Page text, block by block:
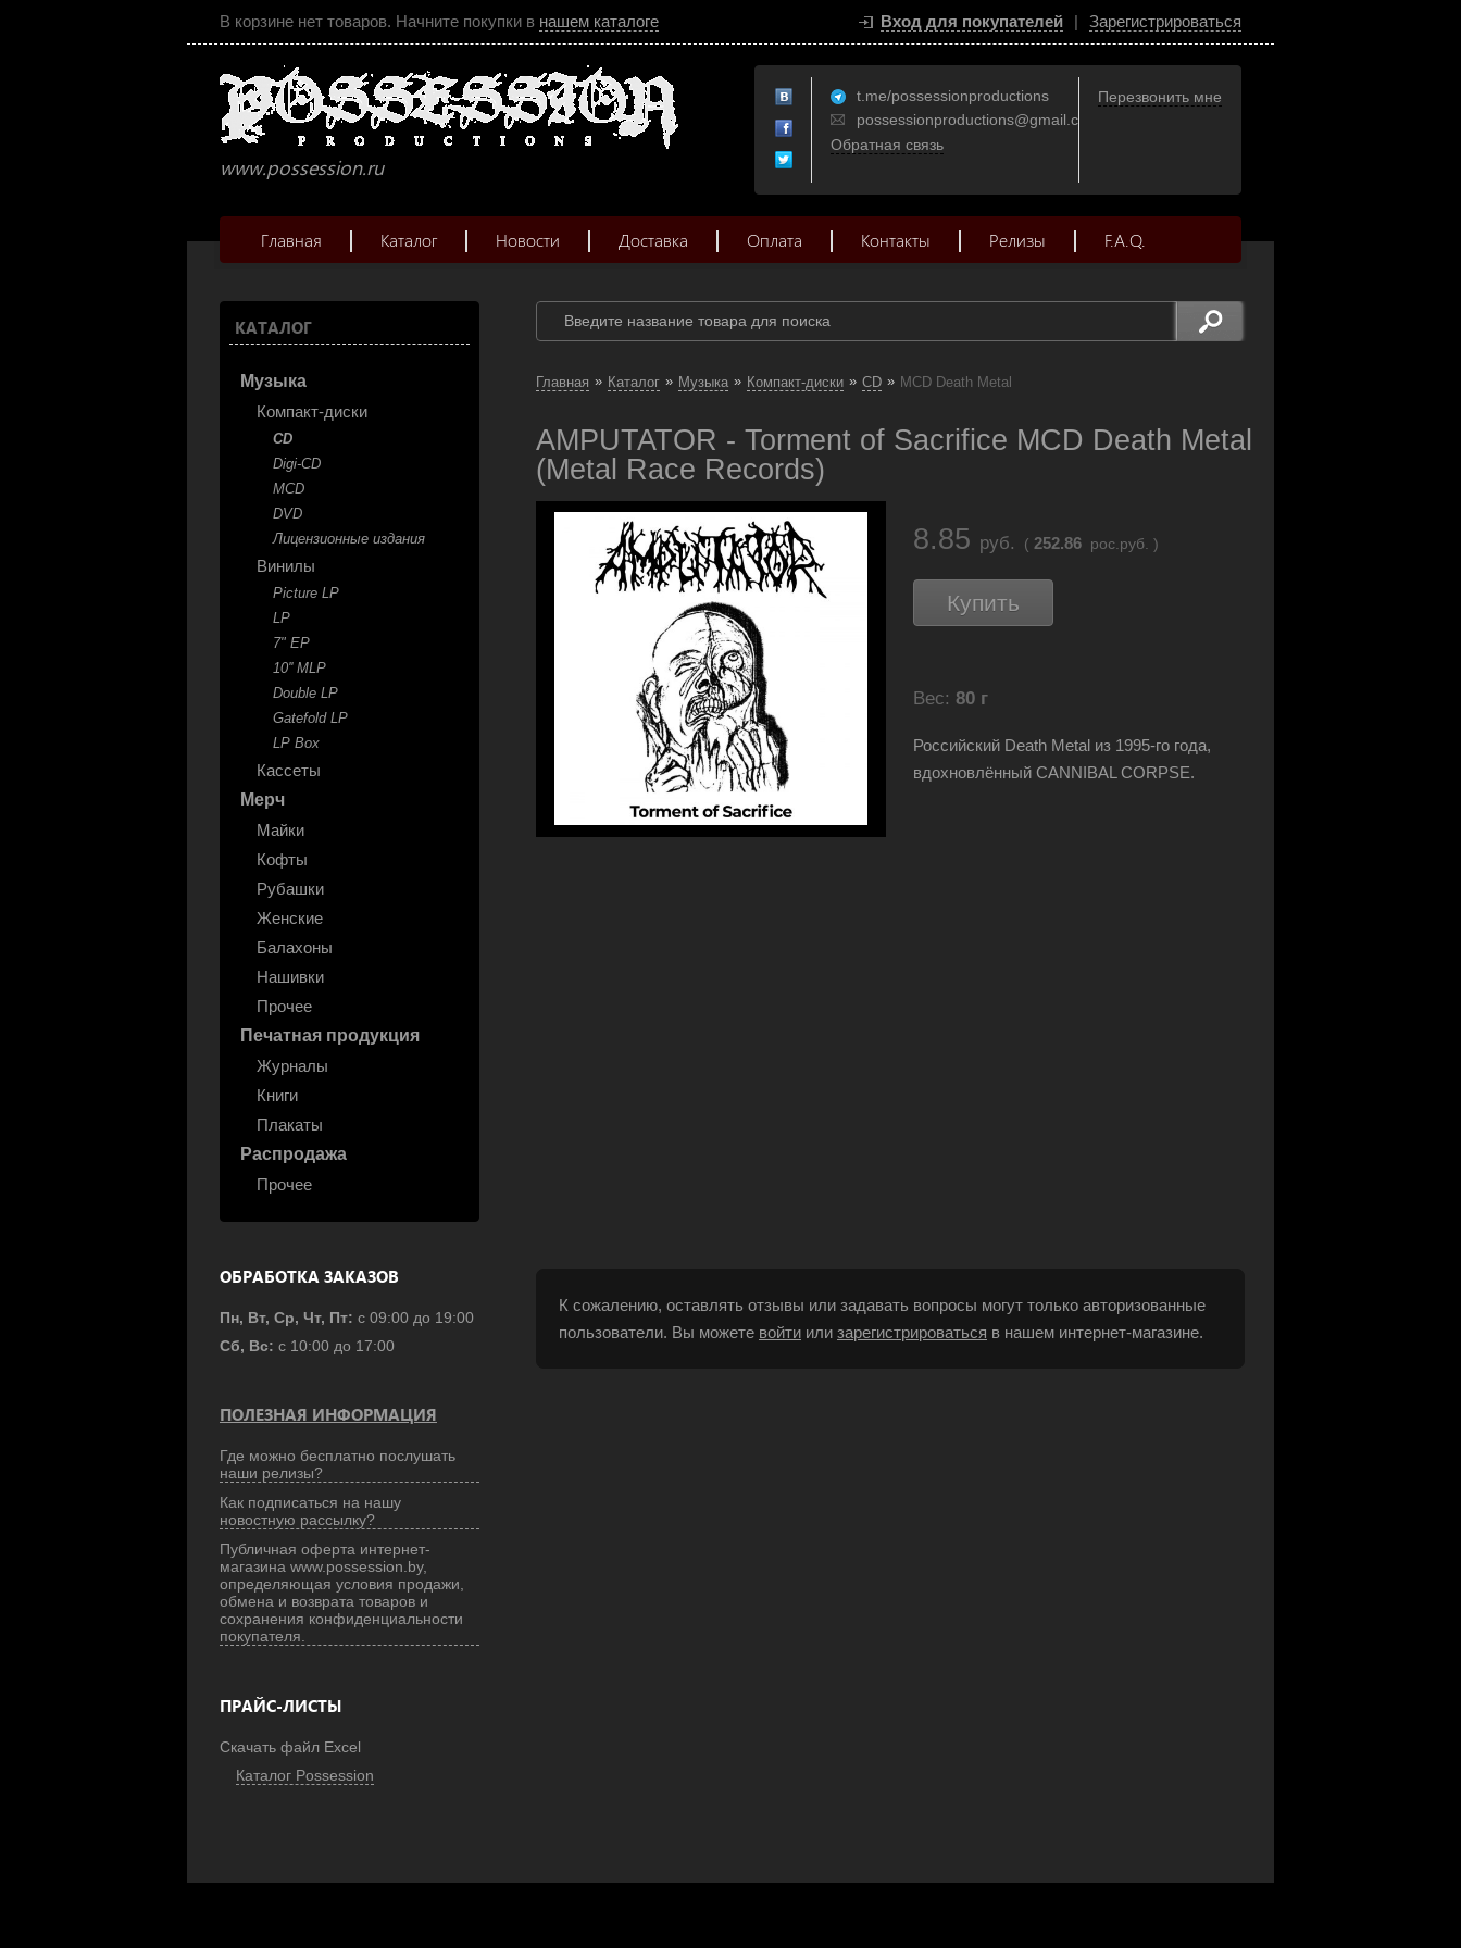
В корзине нет товаров. Начните покупки в нашем каталоге Вход для покупателей | Зарегистрироваться
www.possession.ru
t.me/possessionproductions
possessionproductions@gmail.com
Обратная связь
Перезвонить мне
Главная Каталог Новости Доставка Оплата Контакты Релизы F.A.Q.
КАТАЛОГ
Музыка
Компакт-диски
CD
Digi-CD
MCD
DVD
Лицензионные издания
Винилы
Picture LP
LP
7" EP
10'' MLP
Double LP
Gatefold LP
LP Box
Кассеты
Мерч
Майки
Кофты
Рубашки
Женские
Балахоны
Нашивки
Прочее
Печатная продукция
Журналы
Книги
Плакаты
Распродажа
Прочее
ОБРАБОТКА ЗАКАЗОВ
Пн, Вт, Ср, Чт, Пт: с 09:00 до 19:00
Сб, Вс: с 10:00 до 17:00
ПОЛЕЗНАЯ ИНФОРМАЦИЯ
Где можно бесплатно послушать
наши релизы?
Как подписаться на нашу
новостную рассылку?
Публичная оферта интернет-
магазина www.possession.by,
определяющая условия продажи,
обмена и возврата товаров и
сохранения конфиденциальности
покупателя.
ПРАЙС-ЛИСТЫ
Скачать файл Excel
Каталог Possession
Главная » Каталог » Музыка » Компакт-диски » CD » MCD Death Metal
AMPUTATOR - Torment of Sacrifice MCD Death Metal
(Metal Race Records)
8.85 руб. ( 252.86 рос.руб. )
Купить
Вес: 80 г
Российский Death Metal из 1995-го года,
вдохновлённый CANNIBAL CORPSE.
К сожалению, оставлять отзывы или задавать вопросы могут только авторизованные
пользователи. Вы можете войти или зарегистрироваться в нашем интернет-магазине.